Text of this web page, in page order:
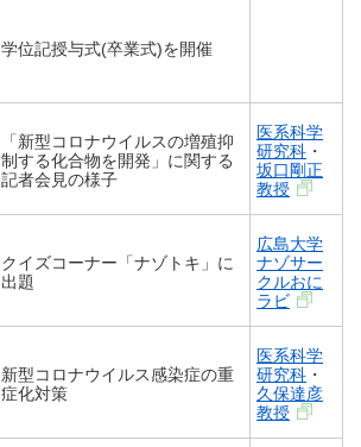
学位記授与式(卒業式)を開催
「新型コロナウイルスの増殖抑
制する化合物を開発」に関する
記者会見の様子
医系科学
研究科 ・
坂口剛正
教授
クイズコーナー「ナゾトキ」に
出題
広島大学
ナゾサー
クルおに
ラビ
新型コロナウイルス感染症の重
症化対策
医系科学
研究科 ・
久保達彦
教授